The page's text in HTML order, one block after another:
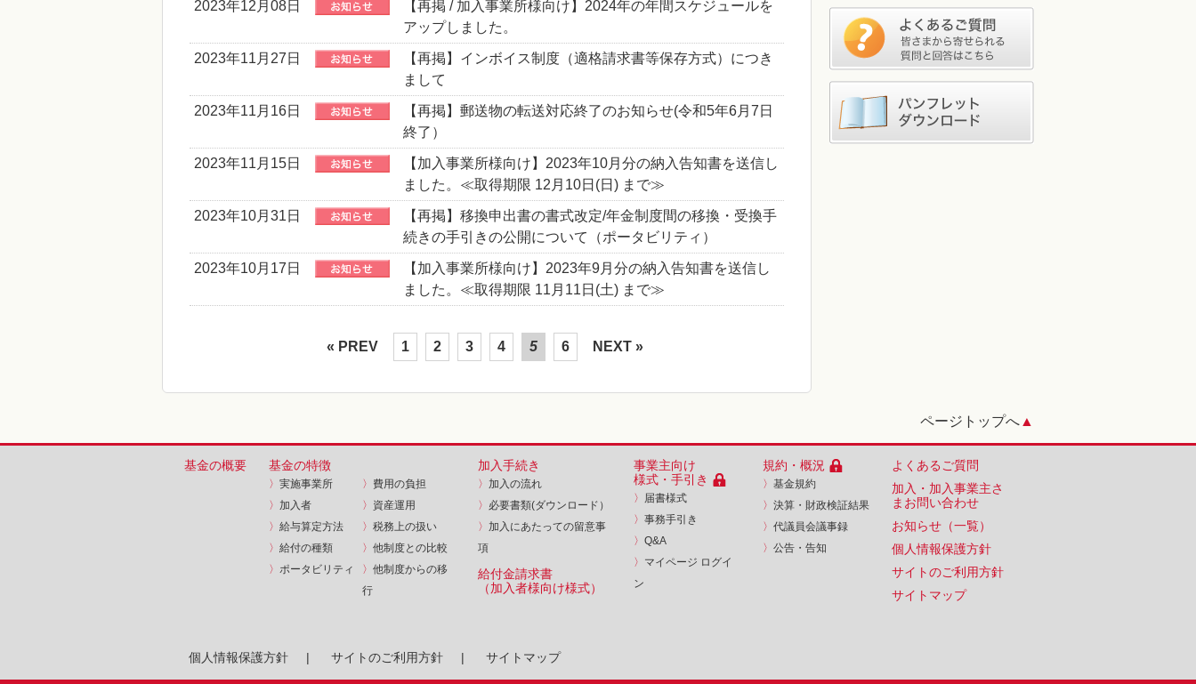
2023年12月08日
【再掲 / 加入事業所様向け】2024年の年間スケジュールを
アップしました。
2023年11月27日
【再掲】インボイス制度（適格請求書等保存方式）につき
まして
2023年11月16日
【再掲】郵送物の転送対応終了のお知らせ(令和5年6月7日
終了）
2023年11月15日
【加入事業所様向け】2023年10月分の納入告知書を送信し
ました。≪取得期限 12月10日(日) まで≫
2023年10月31日
【再掲】移換申出書の書式改定/年金制度間の移換・受換手
続きの手引きの公開について（ポータビリティ）
2023年10月17日
【加入事業所様向け】2023年9月分の納入告知書を送信し
ました。≪取得期限 11月11日(土) まで≫
« PREV 1 2 3 4 5 6 NEXT »
ページトップへ ▲
基金の概要 基金の特徴
〉 実施事業所 〉 費用の負担
〉 加入者 〉 資産運用
〉 給与算定方法 〉 税務上の扱い
〉 給付の種類 〉 他制度との比較
〉 ポータビリティ 〉 他制度からの移
行
加入手続き
〉 加入の流れ
〉 必要書類(ダウンロード）
〉 加入にあたっての留意事
項
給付金請求書
（加入者様向け様式）
事業主向け
様式・手引き
〉
届書様式
〉 事務手引き
〉 Q&A
〉 マイページ ログイ
ン
規約・概況
〉 基金規約
〉 決算・財政検証結果
〉 代議員会議事録
〉 公告・告知
よくあるご質問
加入・加入事業主さ
まお問い合わせ
お知らせ（一覧）
個人情報保護方針
サイトのご利用方針
サイトマップ
個人情報保護方針 サイトのご利用方針 サイトマップ